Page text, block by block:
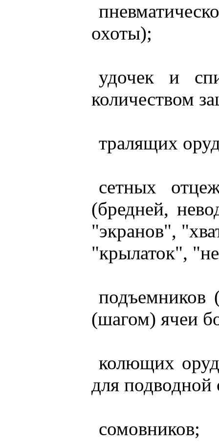
охоты);
удочек и
количеством
тралящих
сетных
(бредней,
"экранов",
"крылаток",
подъемников
(шагом) ячеи
колющих
для подводной
сомовников;